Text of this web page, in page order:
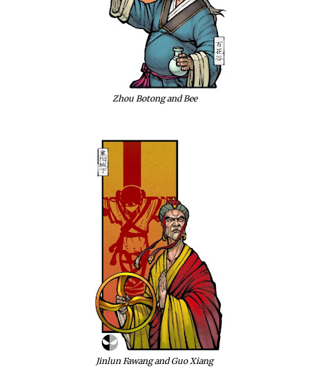
Zhou Botong and Bee
Jinlun Fawang and Guo Xiang